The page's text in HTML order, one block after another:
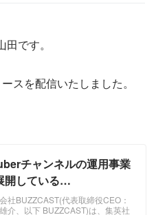
です。
スを配信いたしました。
チャンネルの運用事業
開している
』集英社と協業
社BUZZCAST(代表取締役CEO：
介、以下 BUZZCAST)は、集英社